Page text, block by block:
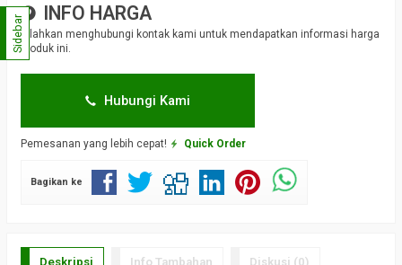
INFO HARGA
Silahkan menghubungi kontak kami untuk mendapatkan informasi harga
produk ini.
Hubungi Kami
Pemesanan yang lebih cepat! Quick Order
Bagikan ke
Deskripsi Info Tambahan Diskusi (0)
Sidebar